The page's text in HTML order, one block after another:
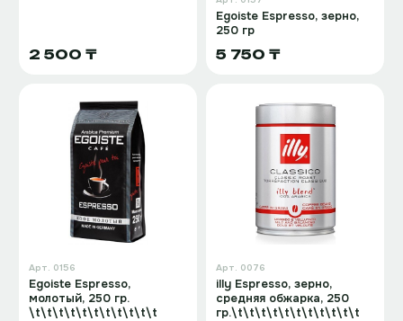
2 500 ₸
Egoiste Espresso, зерно,
250 гр
5 750 ₸
Арт. 0156
Egoiste Espresso,
молотый, 250 гр.
\t\t\t\t\t\t\t\t\t\t\t
Арт. 0076
illy Espresso, зерно,
средняя обжарка, 250
гр.\t\t\t\t\t\t\t\t\t\t\t